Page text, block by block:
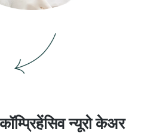
न्यूरो केअर